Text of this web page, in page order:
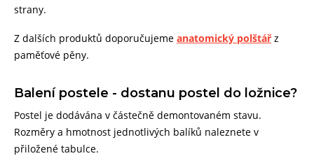
strany.
Z dalších produktů doporučujeme anatomický polštářz
paměťové pěny.
Balení postele - dostanu postel do ložnice?
Postel je dodávána v částečně demontovaném stavu.
Rozměry a hmotnost jednotlivých balíků naleznete v
přiložené tabulce.